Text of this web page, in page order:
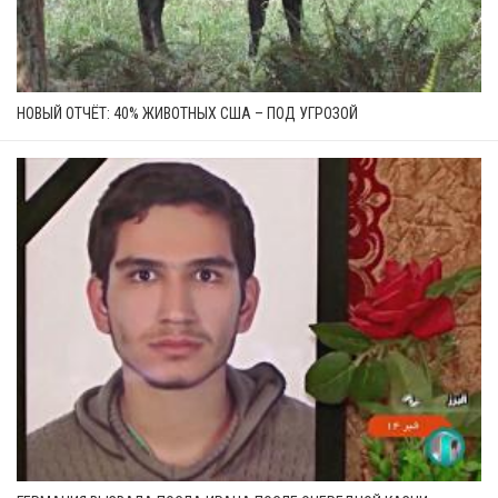
НОВЫЙ ОТЧЁТ: 40% ЖИВОТНЫХ США – ПОД УГРОЗОЙ